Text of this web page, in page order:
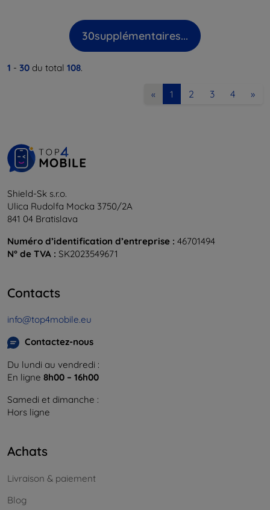
30supplémentaires...
1 - 30 du total 108.
« 1 2 3 4 »
Shield-Sk s.r.o.
Ulica Rudolfa Mocka 3750/2A
841 04 Bratislava
Numéro d’identification d’entreprise : 46701494
N° de TVA : SK2023549671
Contacts
info@top4mobile.eu
Contactez-nous
Du lundi au vendredi :
En ligne 8h00 – 16h00
Samedi et dimanche :
Hors ligne
Achats
Livraison & paiement
Blog